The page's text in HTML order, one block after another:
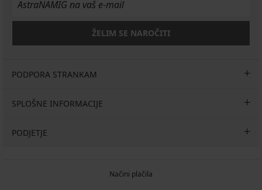
ŽELIM SE NAROČITI
PODPORA STRANKAM
SPLOŠNE INFORMACIJE
PODJETJE
Načini plačila